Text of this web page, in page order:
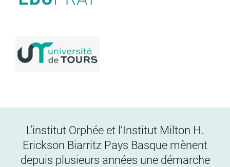
L’institut Orphée et l’Institut Milton H.
Erickson Biarritz Pays Basque mènent
depuis plusieurs années une démarche